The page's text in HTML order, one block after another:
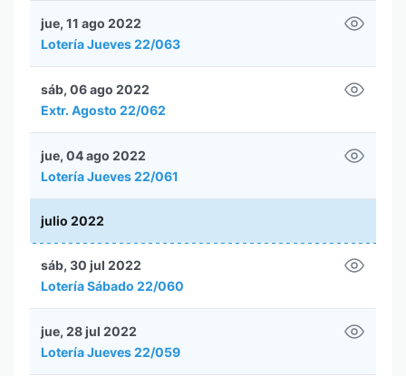
Lotería Jueves 22/063
jue, 11 ago 2022
Extr. Agosto 22/062
sáb, 06 ago 2022
Lotería Jueves 22/061
jue, 04 ago 2022
julio 2022
Lotería Sábado 22/060
sáb, 30 jul 2022
Lotería Jueves 22/059
jue, 28 jul 2022